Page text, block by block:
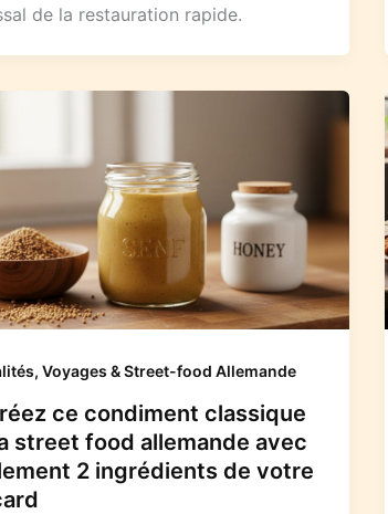
de la restauration rapide.
Voyages & Street-food Allemande
ce condiment classique
street food allemande avec
2 ingrédients de votre